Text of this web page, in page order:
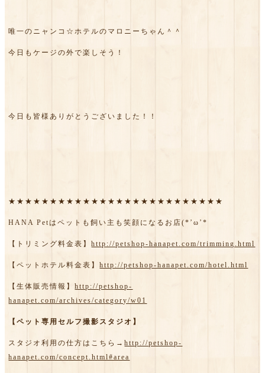
唯一のニャンコ☆ホテルのマロニーちゃん＾＾
今日もケージの外で楽しそう！
今日も皆様ありがとうございました！！
★★★★★★★★★★★★★★★★★★★★★★★★★★
HANA Petはペットも飼い主も笑顔になるお店(*’ω’*
【トリミング料金表】http://petshop-hanapet.com/trimming.html
【ペットホテル料金表】http://petshop-hanapet.com/hotel.html
【生体販売情報】http://petshop-
hanapet.com/archives/category/w01
【ペット専用セルフ撮影スタジオ】
スタジオ利用の仕方はこちら→http://petshop-
hanapet.com/concept.html#area